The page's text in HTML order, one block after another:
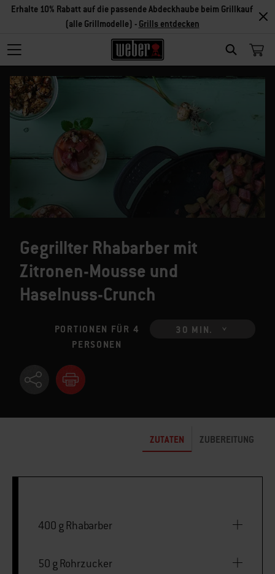
SEARCH
Erhalte 10% Rabatt auf die passende Abdeckhaube beim Grillkauf
(alle Grillmodelle) - Grills entdecken
Gegrillter Rhabarber mit
Zitronen-Mousse und
Haselnuss-Crunch
PORTIONEN FÜR 4
PERSONEN
30 MIN.
ZUTATEN ZUBEREITUNG
400 g Rhabarber
50 g Rohrzucker